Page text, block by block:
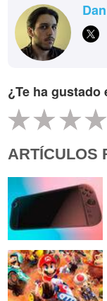
¿Te ha gustado
ARTÍCULOS